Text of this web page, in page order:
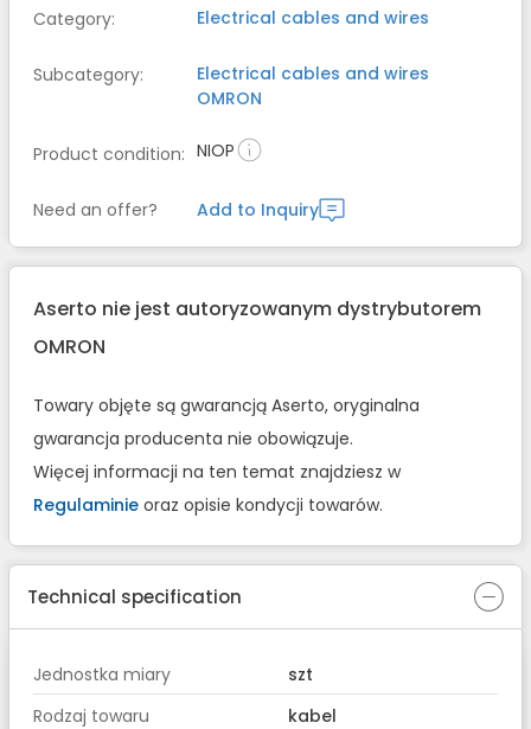
Category: Electrical cables and wires
Subcategory:
Electrical cables and wires
OMRON
Product condition: NIOP
Need an offer? Add to Inquiry
Aserto nie jest autoryzowanym dystrybutorem
OMRON
Towary objęte są gwarancją Aserto, oryginalna
gwarancja producenta nie obowiązuje.
Więcej informacji na ten temat znajdziesz w
Regulaminie oraz opisie kondycji towarów.
Technical specification
Jednostka miary
szt
Rodzaj towaru
kabel